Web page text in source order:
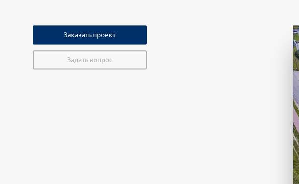
Заказать проект
Задать вопрос